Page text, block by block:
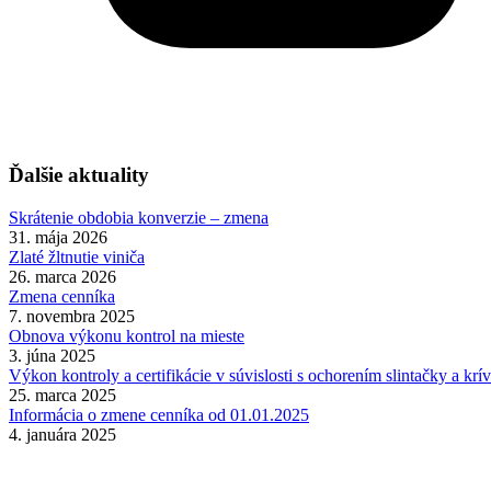
Ďalšie aktuality
Skrátenie obdobia konverzie – zmena
31. mája 2026
Zlaté žltnutie viniča
26. marca 2026
Zmena cenníka
7. novembra 2025
Obnova výkonu kontrol na mieste
3. júna 2025
Výkon kontroly a certifikácie v súvislosti s ochorením slintačky a
25. marca 2025
Informácia o zmene cenníka od 01.01.2025
4. januára 2025